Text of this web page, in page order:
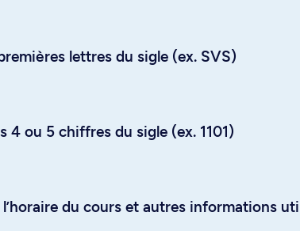
lettres du sigle (ex. SVS)
4 ou 5 chiffres du sigle (ex. 1101)
du cours et autres informations